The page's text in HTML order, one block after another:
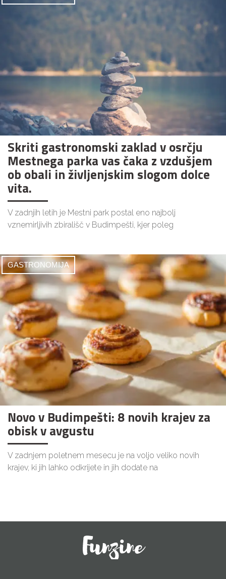
Skriti gastronomski zaklad v osrčju
Mestnega parka vas čaka z vzdušjem
ob obali in življenjskim slogom dolce
vita.
V zadnjih letih je Mestni park postal eno najbolj
vznemirljivih zbirališč v Budimpešti, kjer poleg
GASTRONOMIJA
Novo v Budimpešti: 8 novih krajev za
obisk v avgustu
V zadnjem poletnem mesecu je na voljo veliko novih
krajev, ki jih lahko odkrijete in jih dodate na